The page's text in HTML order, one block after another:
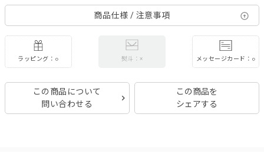
商品仕様 / 注意事項
ラッピング：○ 熨斗：× メッセージカード：○
この商品について
問い合わせる
この商品を
シェアする